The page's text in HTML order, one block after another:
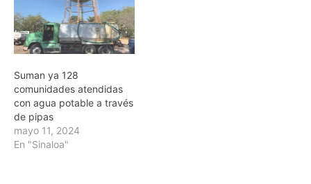
Suman ya 128
comunidades atendidas
con agua potable a través
de pipas
mayo 11, 2024
En "Sinaloa"